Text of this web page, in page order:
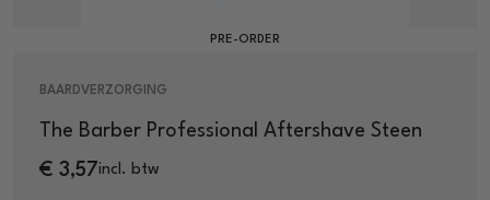
PRE-ORDER
BAARDVERZORGING
The Barber Professional Aftershave Steen
€ 3,57incl. btw